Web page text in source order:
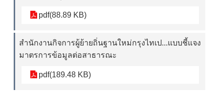
pdf(88.89 KB)
สำนักงานกิจการผู้ย้ายถิ่นฐานใหม่กรุงไทเป...แบบชี้แจง
มาตรการข้อมูลต่อสาธารณะ
pdf(189.48 KB)